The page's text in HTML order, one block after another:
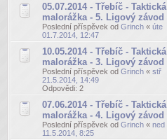
05.07.2014 - Třebíč - Taktická
malorážka - 5. Ligový závod
Poslední příspěvek od Grinch « úte
01.7.2014, 12:47
10.05.2014 - Třebíč - Taktická
malorážka - 3. Ligový závod
Poslední příspěvek od Grinch « stř
21.5.2014, 14:49
Odpovědi: 2
07.06.2014 - Třebíč - Taktická
malorážka - 4. Ligový závod
Poslední příspěvek od Grinch « ned
11.5.2014, 8:25